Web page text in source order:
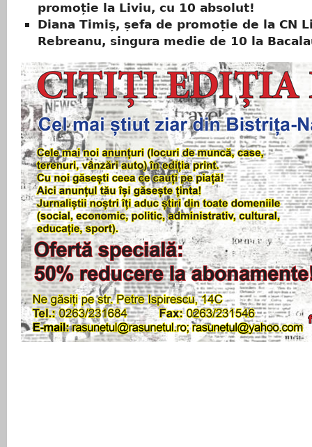
promoție la Liviu, cu 10 absolut!
Diana Timiș, șefa de promoție de la CN
Rebreanu, singura medie de 10 la